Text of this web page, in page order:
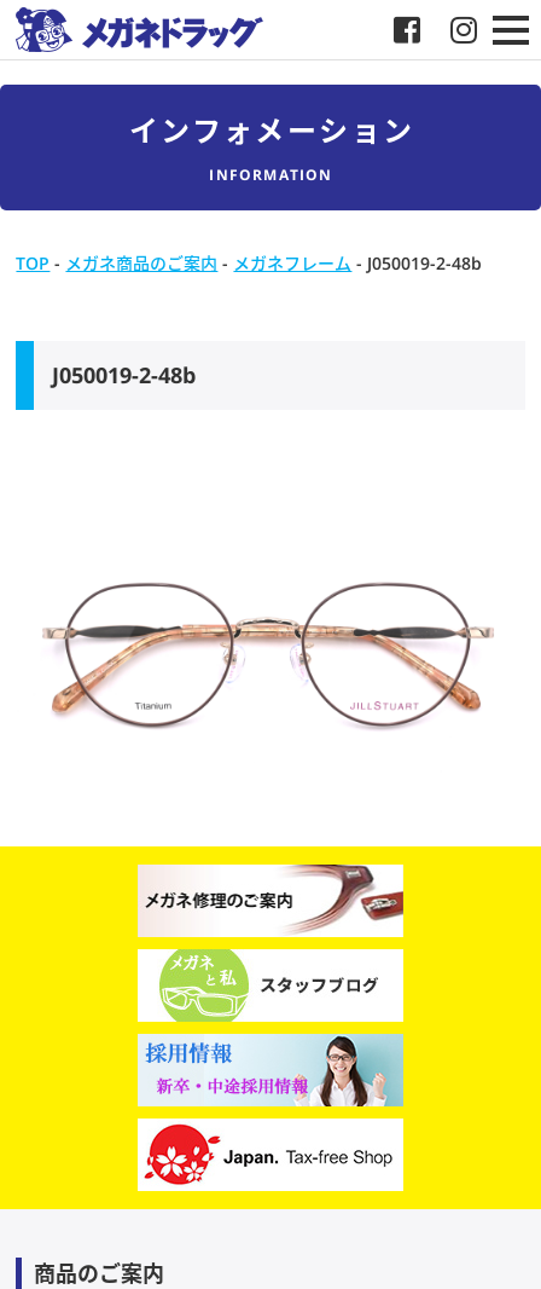
メガネドラッグについて
インフォメーション
INFORMATION
TOP - メガネ商品のご案内 - メガネフレーム - J050019-2-48b
J050019-2-48b
商品のご案内